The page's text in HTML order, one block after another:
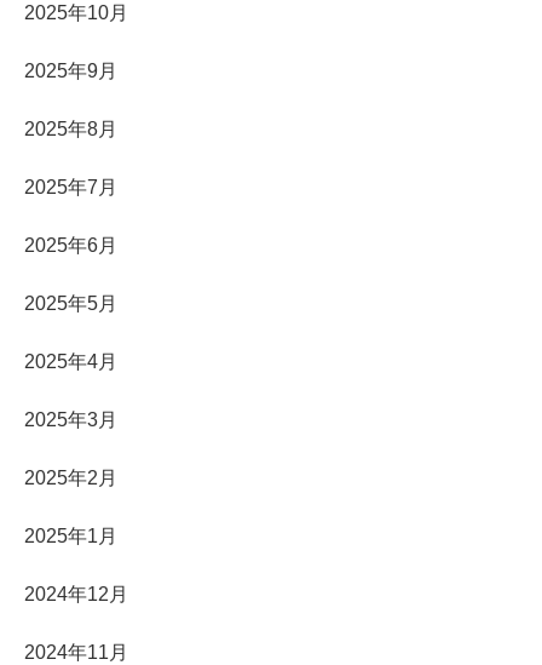
2025年10月
2025年9月
2025年8月
2025年7月
2025年6月
2025年5月
2025年4月
2025年3月
2025年2月
2025年1月
2024年12月
2024年11月